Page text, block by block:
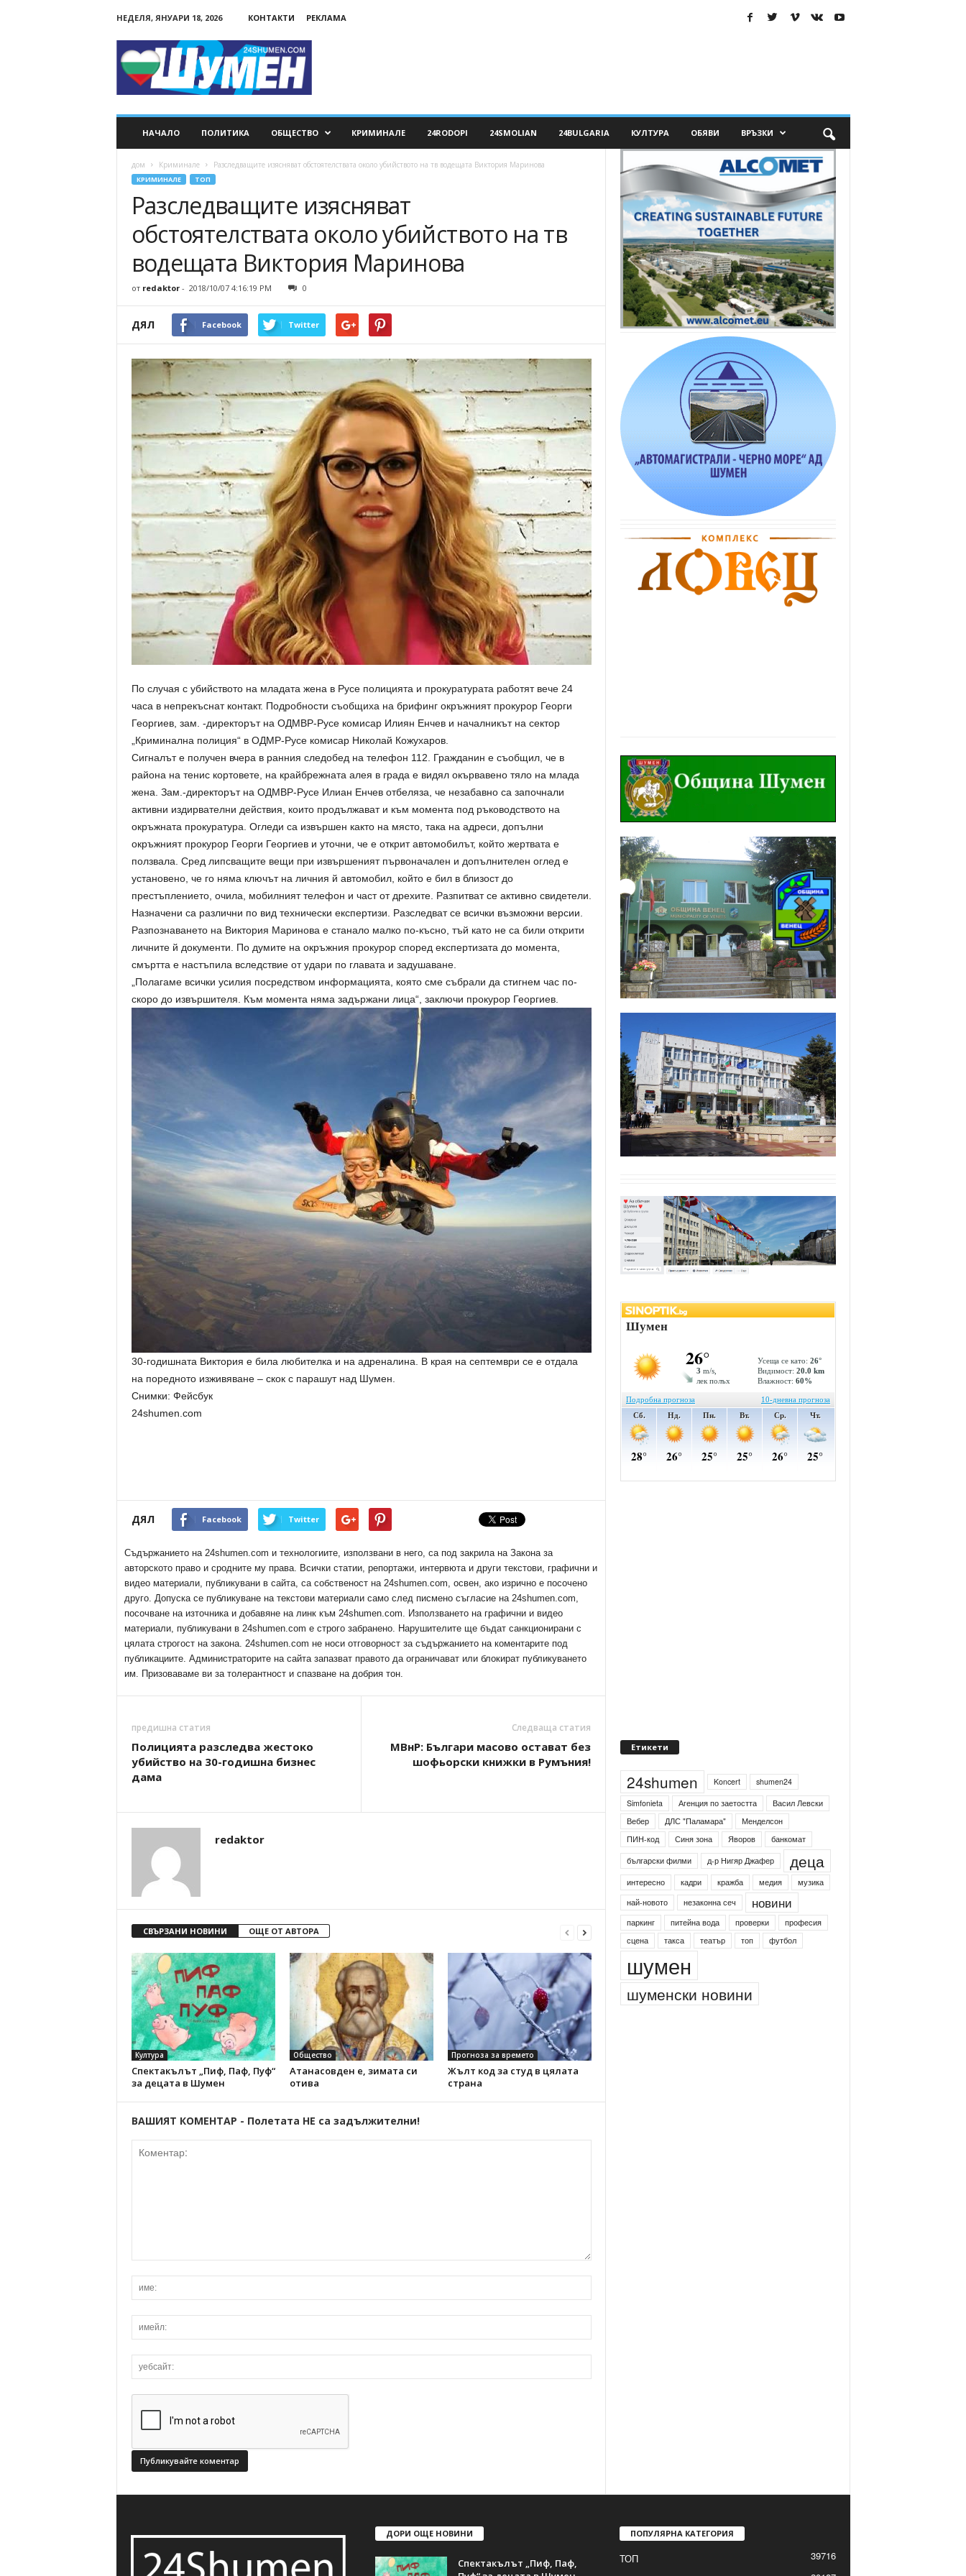
НЕДЕЛЯ, ЯНУАРИ 18, 2026 КОНТАКТИ РЕКЛАМА
НАЧАЛО ПОЛИТИКА ОБЩЕСТВО КРИМИНАЛЕ 24RODOPI 24SMOLIAN 24BULGARIA КУЛТУРА ОБЯВИ ВРЪЗКИ
дом Криминале Разследващите изясняват обстоятелствата около убийството на тв водещата Виктория Маринова
КРИМИНАЛЕ ТОП
Разследващите изясняват
обстоятелствата около убийството на тв
водещата Виктория Маринова
от redaktor- 2018/10/07 4:16:19 PM 0
ДЯЛ Facebook Twitter
По случая с убийството на младата жена в Русе полицията и прокуратурата работят вече 24
часа в непрекъснат контакт. Подробности съобщиха на брифинг окръжният прокурор Георги
Георгиев, зам. -директорът на ОДМВР-Русе комисар Илиян Енчев и началникът на сектор
„Криминална полиция“ в ОДМР-Русе комисар Николай Кожухаров.
Сигналът е получен вчера в ранния следобед на телефон 112. Гражданин е съобщил, че в
района на тенис кортовете, на крайбрежната алея в града е видял окървавено тяло на млада
жена. Зам.-директорът на ОДМВР-Русе Илиан Енчев отбеляза, че незабавно са започнали
активни издирвателни действия, които продължават и към момента под ръководството на
окръжната прокуратура. Огледи са извършен както на място, така на адреси, допълни
окръжният прокурор Георги Георгиев и уточни, че е открит автомобилът, който жертвата е
ползвала. Сред липсващите вещи при извършеният първоначален и допълнителен оглед е
установено, че го няма ключът на личния й автомобил, който е бил в близост до
престъплението, очила, мобилният телефон и част от дрехите. Разпитват се активно свидетели.
Назначени са различни по вид технически експертизи. Разследват се всички възможни версии.
Разпознаването на Виктория Маринова е станало малко по-късно, тъй като не са били открити
личните й документи. По думите на окръжния прокурор според експертизата до момента,
смъртта е настъпила вследствие от удари по главата и задушаване.
„Полагаме всички усилия посредством информацията, която сме събрали да стигнем час по-
скоро до извършителя. Към момента няма задържани лица“, заключи прокурор Георгиев.
30-годишната Виктория е била любителка и на адреналина. В края на септември се е отдала
на поредното изживяване – скок с парашут над Шумен.
Снимки: Фейсбук
24shumen.com
ДЯЛ Facebook Twitter
Съдържанието на 24shumen.com и технологиите, използвани в него, са под закрила на Закона за
авторското право и сродните му права. Всички статии, репортажи, интервюта и други текстови, графични и
видео материали, публикувани в сайта, са собственост на 24shumen.com, освен, ако изрично е посочено
друго. Допуска се публикуване на текстови материали само след писмено съгласие на 24shumen.com,
посочване на източника и добавяне на линк към 24shumen.com. Използването на графични и видео
материали, публикувани в 24shumen.com е строго забранено. Нарушителите ще бъдат санкционирани с
цялата строгост на закона. 24shumen.com не носи отговорност за съдържанието на коментарите под
публикациите. Администраторите на сайта запазват правото да ограничават или блокират публикуването
им. Призоваваме ви за толерантност и спазване на добрия тон.
предишна статия
Полицията разследва жестоко
убийство на 30-годишна бизнес
дама
Следваща статия
МВнР: Българи масово остават без
шофьорски книжки в Румъния!
redaktor
СВЪРЗАНИ НОВИНИ ОЩЕ ОТ АВТОРА
Култура
Спектакълът „Пиф, Паф, Пуф“
за децата в Шумен
Общество
Атанасовден е, зимата си
отива
Прогноза за времето
Жълт код за студ в цялата
страна
ВАШИЯТ КОМЕНТАР - Полетата НЕ са задължителни!
Етикети
24shumen Koncert
shumen24
Simfonieta
Агенция по заетостта
Васил Левски
Вебер
ДЛС "Паламара"
Менделсон
ПИН-код
Синя зона Яворов
банкомат
български филми
д-р Нигяр Джафер деца
интересно кадри кражба медия
най-новото
незаконна сеч новини
паркинг питейна вода проверки
професия
сцена
такса
шумен
ДОРИ ОЩЕ НОВИНИ
Спектакълът „Пиф, Паф,
ПОПУЛЯРНА КАТЕГОРИЯ
ТОП
39716